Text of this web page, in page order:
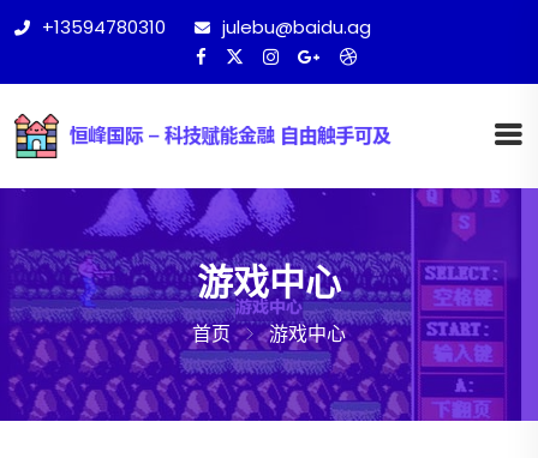
+13594780310 julebu@baidu.ag
游戏中心
首页 游戏中心